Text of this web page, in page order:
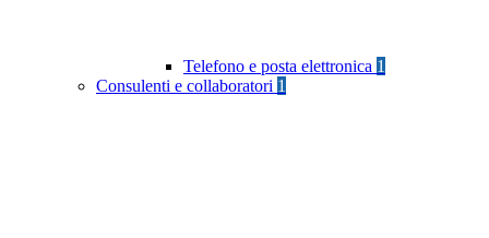
Telefono e posta elettronica 1
Consulenti e collaboratori 1